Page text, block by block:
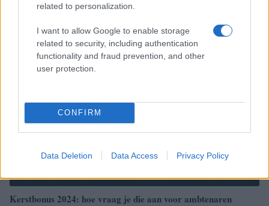
related to personalization.
I want to allow Google to enable storage
related to security, including authentication
functionality and fraud prevention, and other
user protection.
CONFIRM
Data Deletion Data Access Privacy Policy
Kerstbonus 2024: hoe vraag je die aan voor ambtenaren